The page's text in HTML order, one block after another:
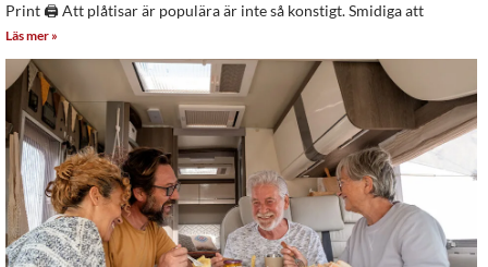
Print 🖨 Att plåtisar är populära är inte så konstigt. Smidiga att
Läs mer »